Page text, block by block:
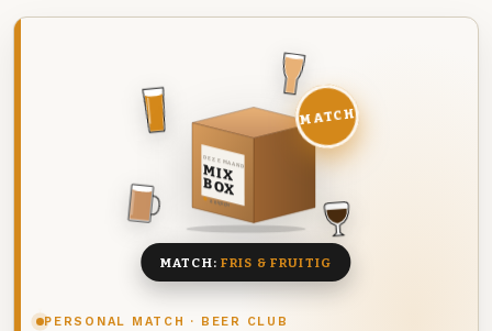
PERSONAL MATCH · BEER CLUB
DEZE MAAND
MIX
BOX
8 BIEREN
MATCH
MATCH: FRIS & FRUITIG